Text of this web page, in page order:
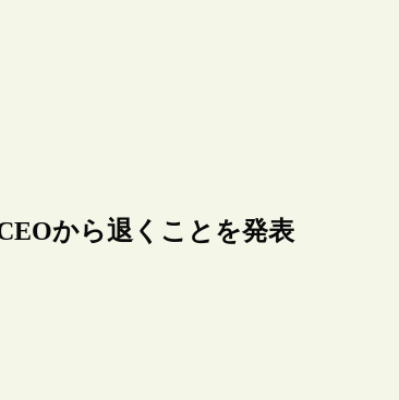
から退くことを発表